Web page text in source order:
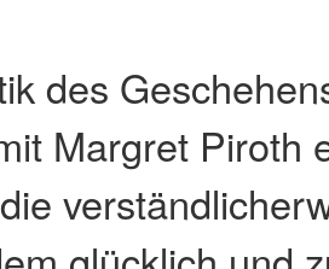
des
Margret Piroth